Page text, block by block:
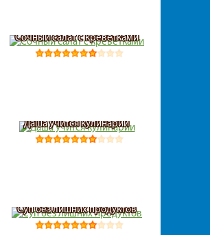
Сочный салат с креветками
Даша учится кулинарии
Суп без лишних продуктов